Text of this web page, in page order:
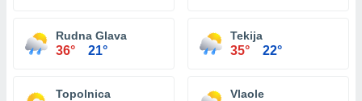
Rudna Glava
36° 21°
Tekija
35° 22°
Topolnica Vlaole